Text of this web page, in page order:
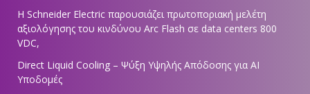
Η Schneider Electric παρουσιάζει πρωτοποριακή μελέτη
αξιολόγησης του κινδύνου Arc Flash σε data centers 800
VDC,
Direct Liquid Cooling – Ψύξη Υψηλής Απόδοσης για AI
Υποδομές